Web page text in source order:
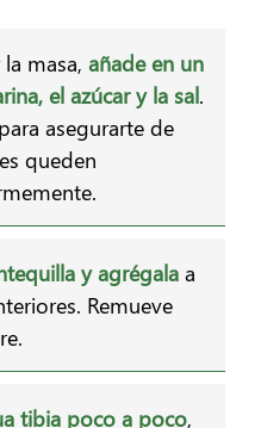
masa, añade en un
el azúcar y la sal.
asegurarte de
queden
y agrégala a
Remueve
tibia poco a poco,